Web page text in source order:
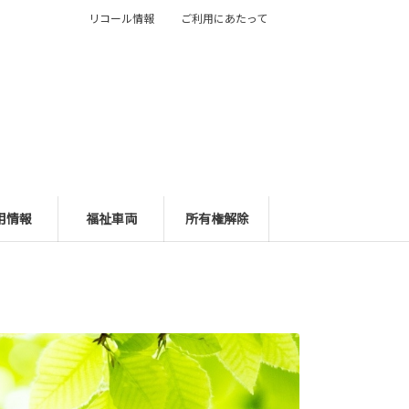
情報 福祉車両 所有権解除
リコール情報 ご利用にあたって